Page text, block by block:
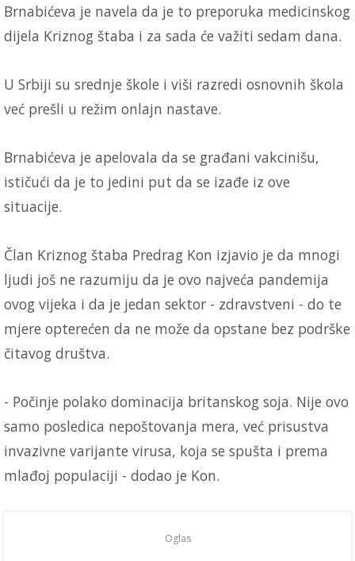
Brnabićeva je navela da je to preporuka medicinskog
dijela Kriznog štaba i za sada će važiti sedam dana.
U Srbiji su srednje škole i viši razredi osnovnih škola
već prešli u režim onlajn nastave.
Brnabićeva je apelovala da se građani vakcinišu,
ističući da je to jedini put da se izađe iz ove
situacije.
Član Kriznog štaba Predrag Kon izjavio je da mnogi
ljudi još ne razumiju da je ovo najveća pandemija
ovog vijeka i da je jedan sektor - zdravstveni - do te
mjere opterećen da ne može da opstane bez podrške
čitavog društva.
- Počinje polako dominacija britanskog soja. Nije ovo
samo posledica nepoštovanja mera, već prisustva
invazivne varijante virusa, koja se spušta i prema
mlađoj populaciji - dodao je Kon.
Oglas